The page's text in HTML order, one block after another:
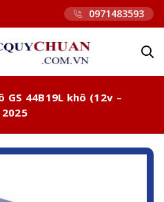
0971483593
GS 44B19L khô (12v –